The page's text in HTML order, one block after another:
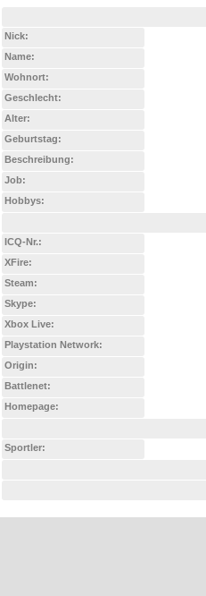
Nick:
Name:
Wohnort:
Geschlecht:
Alter:
Geburtstag:
Beschreibung:
Job:
Hobbys:
ICQ-Nr.:
XFire:
Steam:
Skype:
Xbox Live:
Playstation Network:
Origin:
Battlenet:
Homepage:
Sportler: